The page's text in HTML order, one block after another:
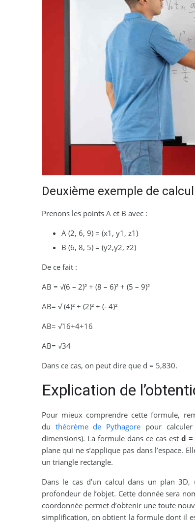
Deuxième exemple de calcul
Prenons les points A et B avec :
A (2, 6, 9) = (x1, y1, z1)
B (6, 8, 5) = (y2,y2, z2)
De ce fait :
AB = √(6 – 2)² + (8 – 6)² + (5 – 9)²
AB= √ (4)² + (2)² + (- 4)²
AB= √16+4+16
AB= √34
Dans ce cas, on peut dire que d = 5,830.
Explication de
Pour mieux comprendre cette formule,
du théorème de Pythagore pour
dimensions). La formule dans ce cas estd =
plane qui ne s’applique pas dans l’espace.
un triangle rectangle.
Dans le cas d’un calcul dans un plan
profondeur de l’objet. Cette donnée sera
coordonnée permet d’obtenir une toute
simplification, on obtient la formule dont il